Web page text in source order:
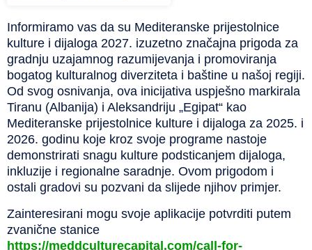
Informiramo vas da su Mediteranske prijestolnice
kulture i dijaloga 2027. izuzetno značajna prigoda za
gradnju uzajamnog razumijevanja i promoviranja
bogatog kulturalnog diverziteta i baštine u našoj regiji.
Od svog osnivanja, ova inicijativa uspješno markirala
Tiranu (Albanija) i Aleksandriju „Egipat“ kao
Mediteranske prijestolnice kulture i dijaloga za 2025. i
2026. godinu koje kroz svoje programe nastoje
demonstrirati snagu kulture podsticanjem dija oga,
inkluzije i regionalne saradnje. Ovom prigodom i
ostali gradovi su pozvani da slijede njihov primjer.
Zainteresirani mogu svoje aplikacije potvrditi putem
zvanične stanice
https://meddculturecapital.com/call-for-